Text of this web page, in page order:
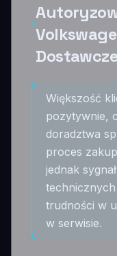
Większość
pozytywnie,
doradztwa
proces
jednak
trudności w
w serwisie.